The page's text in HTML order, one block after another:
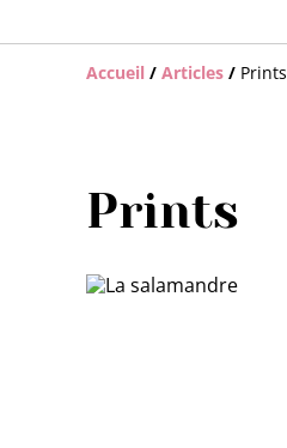
Accueil / Articles / Prints
Prints